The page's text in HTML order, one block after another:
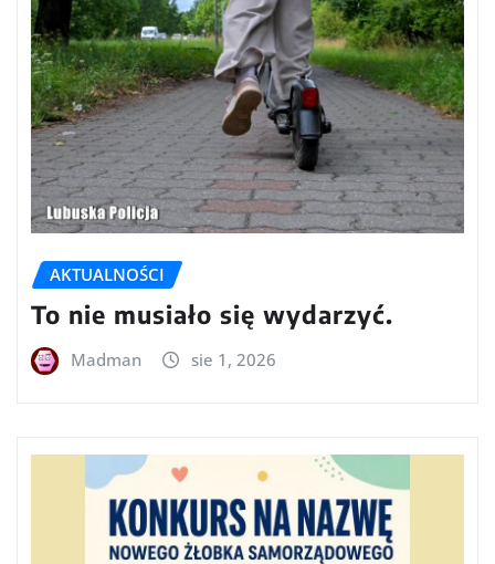
AKTUALNOŚCI
To nie musiało się wydarzyć.
Madman sie 1, 2026